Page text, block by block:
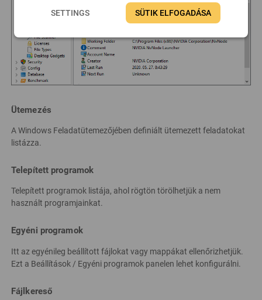
Ütemezés
A Windows Feladatütemezőjében definiált ütemezett feladatokat
listázza.
Telepített programok
Telepített programok listája, ahol rögtön törölhetjük a nem
használt programjainkat.
Egyéni programok
Itt az egyénileg beállított fájlokat vagy mappákat ellenőrizhetjük.
Ezt a Beállítások / Egyéni programok panelen lehet konfigurálni.
Fájlkereső
SETTINGS SÜTIK ELFOGADÁSA